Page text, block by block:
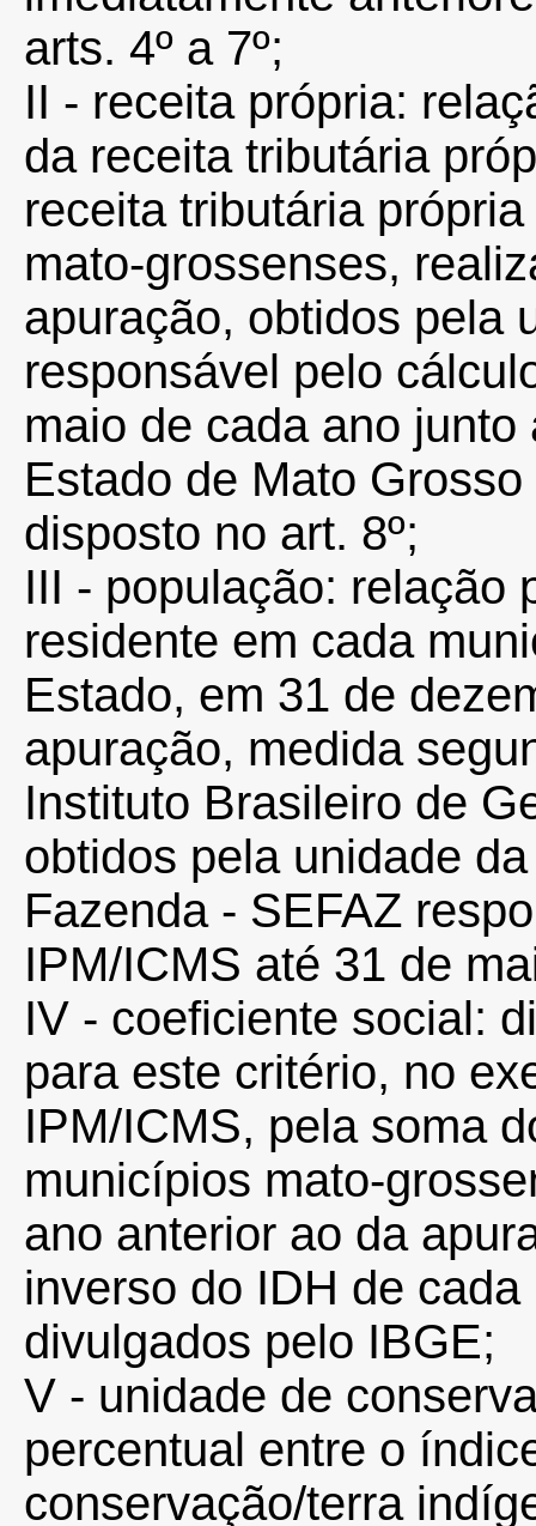
arts. 4º a 7º;
II - receita própria:
da receita tributária
receita tributária
mato-grossenses,
apuração, obtidos pela
responsável pelo
maio de cada ano
Estado de Mato
disposto no art. 8º;
III - população: relação
residente em cada
Estado, em 31 de
apuração, medida
Instituto Brasileiro de
obtidos pela unidade
Fazenda - SEFAZ
IPM/ICMS até 31 de
IV - coeficiente social:
para este critério, no
IPM/ICMS, pela soma
municípios mato-
ano anterior ao da
inverso do IDH de
divulgados pelo IBGE;
V - unidade de
percentual entre o
conservação/terra